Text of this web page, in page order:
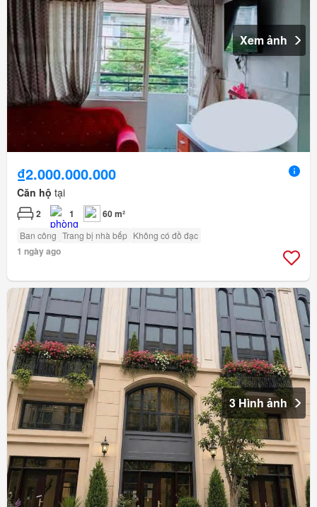
Xem ảnh
₫2.000.000.000
Căn hộ tại
2 1 60 m²
Ban công Trang bị nhà bếp Không có đồ đạc
1 ngày ago
3 Hình ảnh